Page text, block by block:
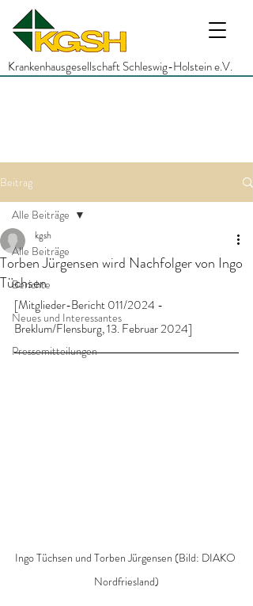
Krankenhausgesellschaft Schleswig-Holstein e.V.
Beitrag
Alle Beiträge
Berichte
Neues und Interessantes
Pressemitteilungen
Alle Beiträge
Torben Jürgensen wird Nachfolger von Ingo
Tüchsen
kgsh
[Mitglieder-Bericht 011/2024 -
Breklum/Flensburg, 13. Februar 2024]
Ingo Tüchsen und Torben Jürgensen (Bild: DIAKO
Nordfriesland)